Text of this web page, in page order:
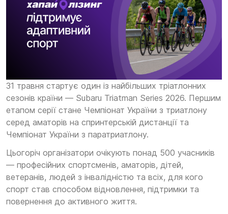
31 травня стартує один із найбільших тріатлонних
сезонів країни — Subaru Triatman Series 2026. Першим
етапом серії стане Чемпіонат України з триатлону
серед аматорів на спринтерській дистанції та
Чемпіонат України з паратриатлону.
Цьогоріч організатори очікують понад 500 учасників
— професійних спортсменів, аматорів, дітей,
ветеранів, людей з інвалідністю та всіх, для кого
спорт став способом відновлення, підтримки та
повернення до активного життя.